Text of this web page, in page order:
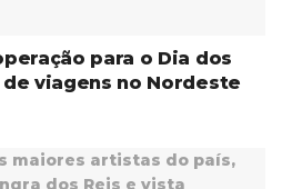
para o Dia dos
viagens no Nordeste